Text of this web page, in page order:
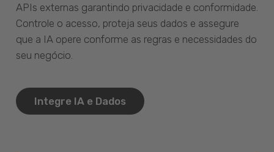
APIs externas garantindo privacidade e conformidade.
Controle o acesso, proteja seus dados e assegure
que a IA opere conforme as regras e necessidades do
seu negócio.
Integre IA e Dados